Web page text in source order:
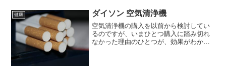
健康 ダイソン 空気清浄機
空気清浄機の購入を以前から検討してい
るのですが、いまひとつ購入に踏み切れ
なかった理由のひとつが、効果がわから